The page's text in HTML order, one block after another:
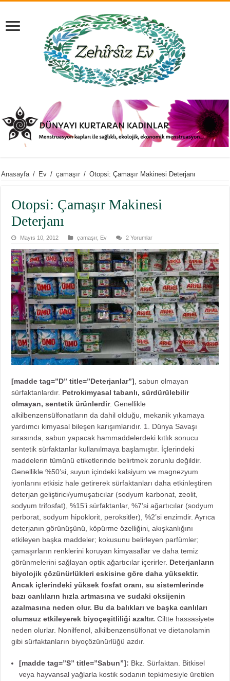
Anasayfa / Ev / çamaşır / Otopsi: Çamaşır Makinesi Deterjanı
Otopsi: Çamaşır Makinesi
Deterjanı
Mayıs 10, 2012 çamaşır, Ev 2 Yorumlar
[madde tag=”D” title=”Deterjanlar”], sabun olmayan
sürfaktanlardır. Petrokimyasal tabanlı, sürdürülebilir
olmayan, sentetik ürünlerdir. Genellikle
alkilbenzensülfonatların da dahil olduğu, mekanik yıkamaya
yardımcı kimyasal bileşen karışımlarıdır. 1. Dünya Savaşı
sırasında, sabun yapacak hammaddelerdeki kıtlık sonucu
sentetik sürfaktanlar kullanılmaya başlamıştır. İçlerindeki
maddelerin tümünü etiketlerinde belirtmek zorunlu değildir.
Genellikle %50’si, suyun içindeki kalsiyum ve magnezyum
iyonlarını etkisiz hale getirerek sürfaktanları daha etkinleştiren
deterjan geliştirici/yumuşatıcılar (sodyum karbonat, zeolit,
sodyum trifosfat), %15’i sürfaktanlar, %7’si ağartıcılar (sodyum
perborat, sodyum hipoklorit, peroksitler), %2’si enzimdir. Ayrıca
deterjanın görünüşünü, köpürme özelliğini, akışkanlığını
etkileyen başka maddeler; kokusunu belirleyen parfümler;
çamaşırların renklerini koruyan kimyasallar ve daha temiz
görünmelerini sağlayan optik ağartıcılar içerirler. Deterjanların
biyolojik çözünürlükleri eskisine göre daha yüksektir.
Ancak içlerindeki yüksek fosfat oranı, su sistemlerinde
bazı canlıların hızla artmasına ve sudaki oksijenin
azalmasına neden olur. Bu da balıkları ve başka canlıları
olumsuz etkileyerek biyoçeşitliliği azaltır. Ciltte hassasiyete
neden olurlar. Nonilfenol, alkilbenzensülfonat ve dietanolamin
gibi sürfaktanların biyoçözünürlüğü azdır.
[madde tag=”S” title=”Sabun”]: Bkz. Sürfaktan. Bitkisel
veya hayvansal yağlarla kostik sodanın tepkimesiyle üretilen